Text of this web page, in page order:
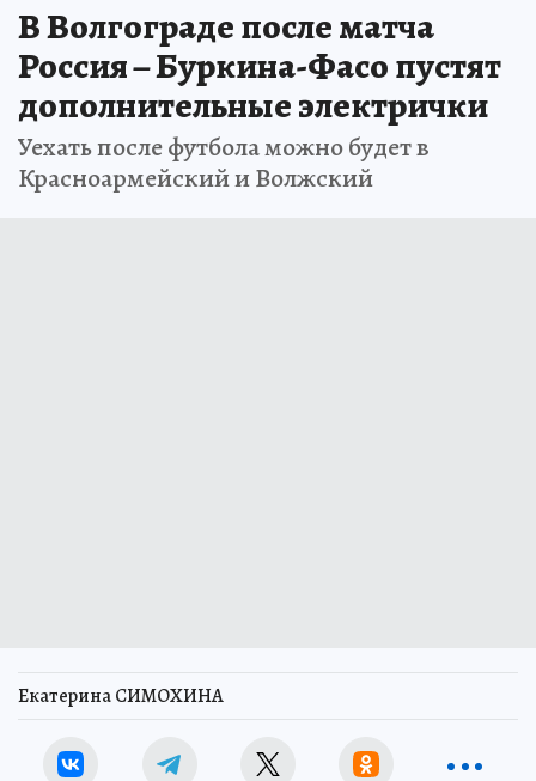
В Волгограде после матча
Россия – Буркина-Фасо пустят
дополнительные электрички
Уехать после футбола можно будет в
Красноармейский и Волжский
Екатерина СИМОХИНА